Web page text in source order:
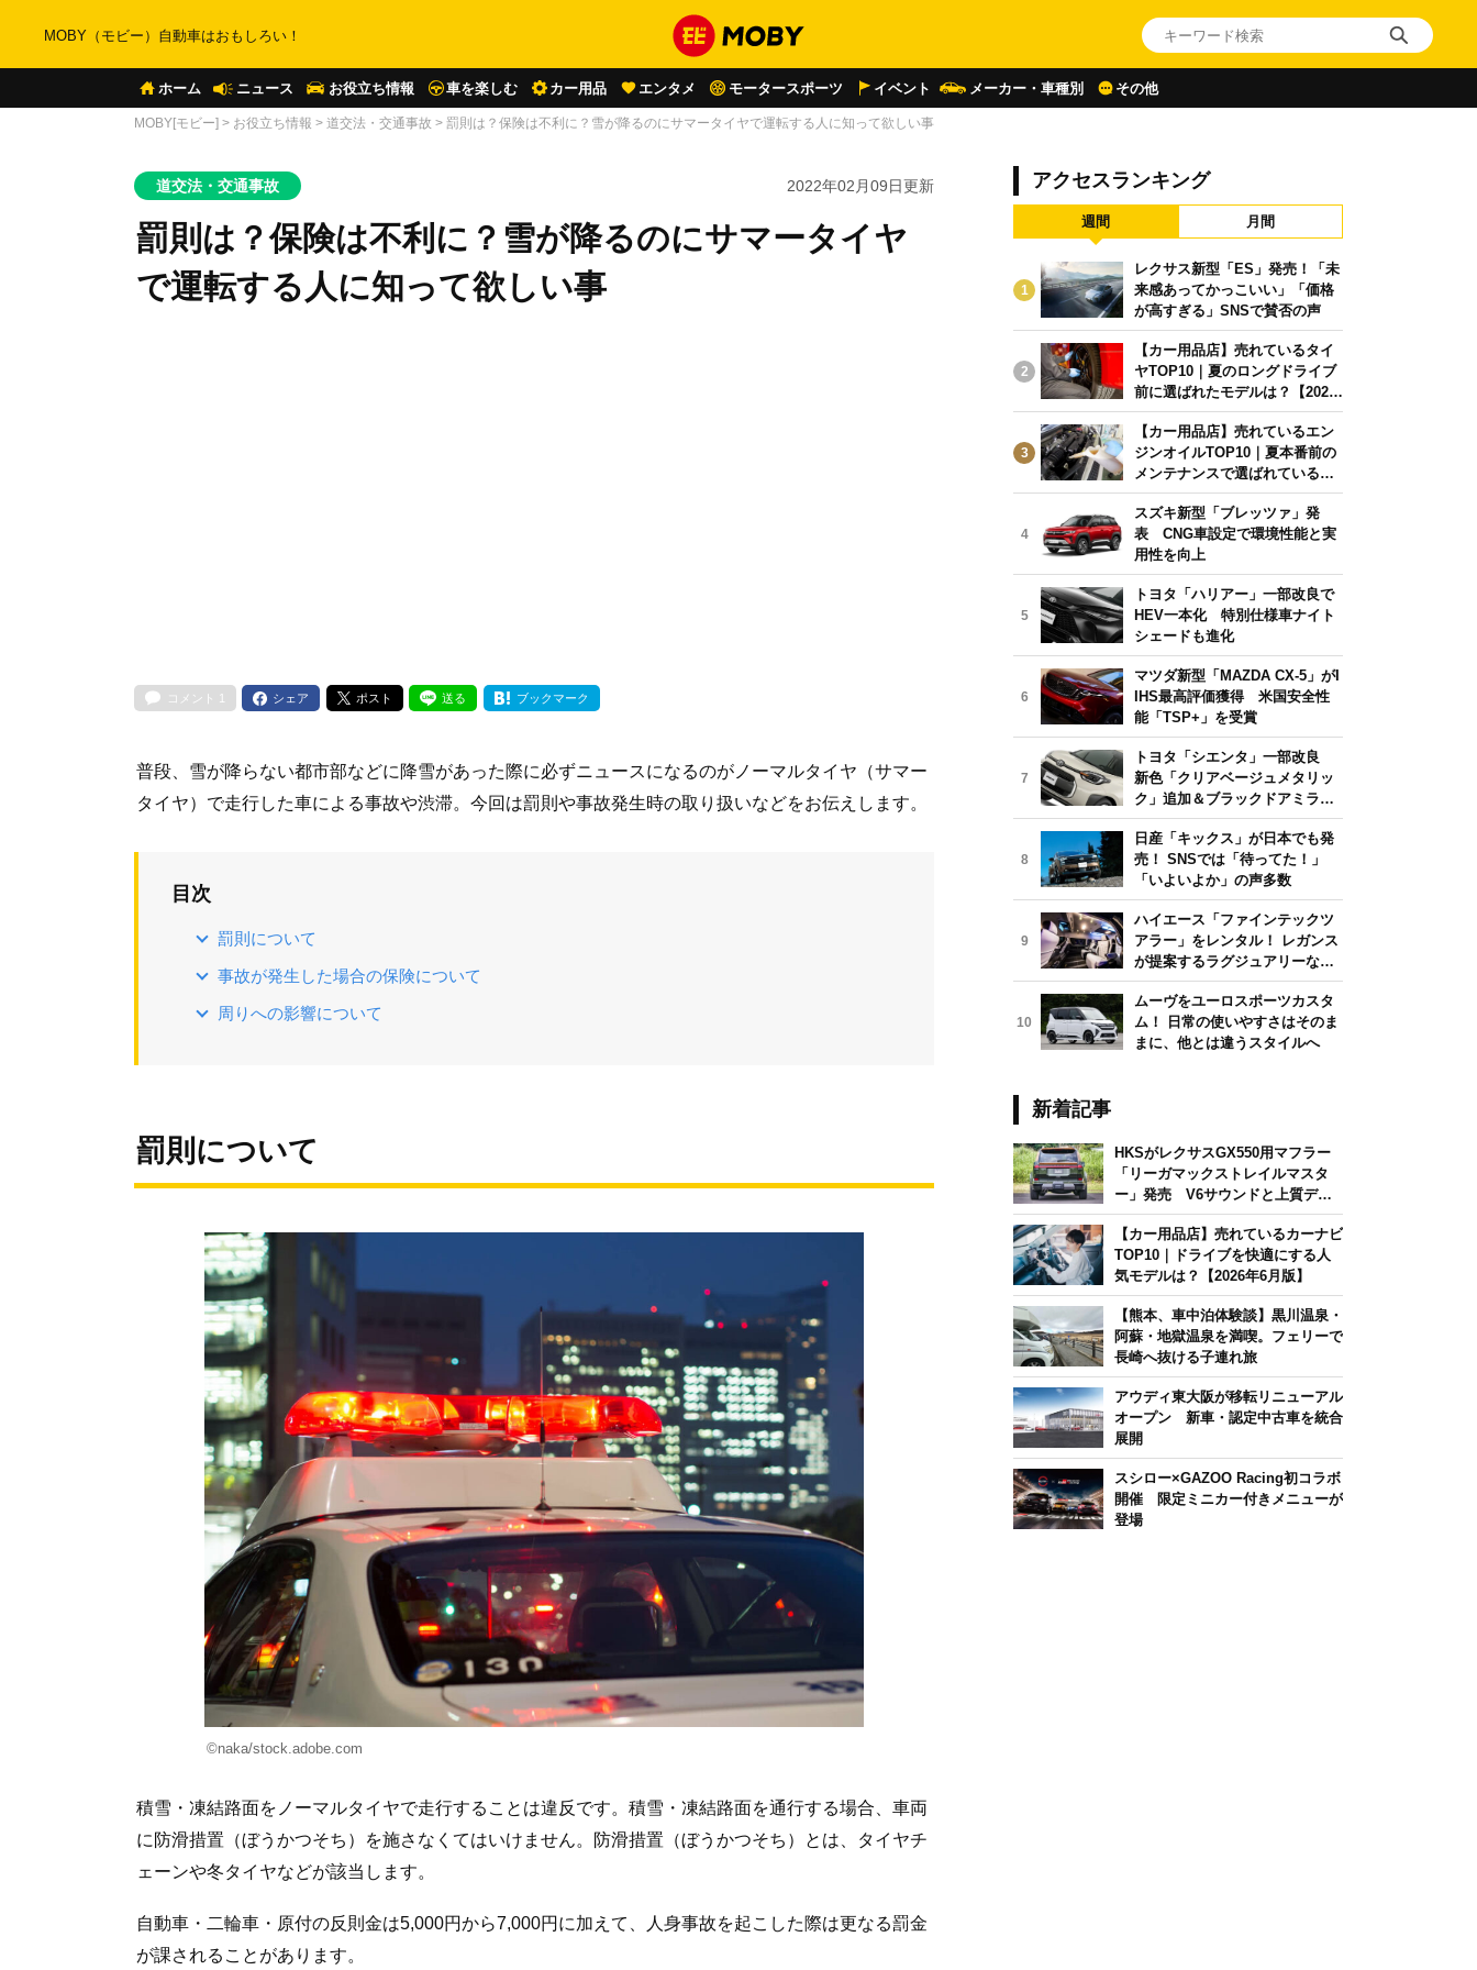
MOBY（モビー）自動車はおもしろい！
ホーム ニュース お役立ち情報 車を楽しむ カー用品 エンタメ モータースポーツ イベント メーカー・車種別 その他
MOBY[モビー] > お役立ち情報 > 道交法・交通事故 > 罰則は？保険は不利に？雪が降るのにサマータイヤで運転する人に知って欲しい事
道交法・交通事故 2022年02月09日更新
罰則は？保険は不利に？雪が降るのにサマータイヤ
で運転する人に知って欲しい事
コメント 1 シェア ポスト 送る ブックマーク
普段、雪が降らない都市部などに降雪があった際に必ずニュースになるのがノーマルタイヤ（サマー
タイヤ）で走行した車による事故や渋滞。今回は罰則や事故発生時の取り扱いなどをお伝えします。
目次
罰則について
事故が発生した場合の保険について
周りへの影響について
罰則について
©naka/stock.adobe.com
積雪・凍結路面をノーマルタイヤで走行することは違反です。積雪・凍結路面を通行する場合、車両
に防滑措置（ぼうかつそち）を施さなくてはいけません。防滑措置（ぼうかつそち）とは、タイヤチ
ェーンや冬タイヤなどが該当します。
自動車・二輪車・原付の反則金は5,000円から7,000円に加えて、人身事故を起こした際は更なる罰金
が課されることがあります。
アクセスランキング
週間 月間
1
レクサス新型「ES」発売！「未
来感あってかっこいい」「価格
が高すぎる」SNSで賛否の声
2
【カー用品店】売れているタイ
ヤTOP10｜夏のロングドライブ
前に選ばれたモデルは？【2026
年6月版】
3
【カー用品店】売れているエン
ジンオイルTOP10｜夏本番前の
メンテナンスで選ばれている人
気モデルは？【2026年6月版】
4
スズキ新型「ブレッツァ」発
表 CNG車設定で環境性能と実
用性を向上
5
トヨタ「ハリアー」一部改良で
HEV一本化 特別仕様車ナイト
シェードも進化
6
マツダ新型「MAZDA CX-5」がI
IHS最高評価獲得 米国安全性
能「TSP+」を受賞
7
トヨタ「シエンタ」一部改良
新色「クリアベージュメタリッ
ク」追加＆ブラックドアミラー
採用
8
日産「キックス」が日本でも発
売！ SNSでは「待ってた！」
「いよいよか」の声多数
9
ハイエース「ファインテックツ
アラー」をレンタル！ レガンス
が提案するラグジュアリーな移
動体験
10
ムーヴをユーロスポーツカスタ
ム！ 日常の使いやすさはそのま
まに、他とは違うスタイルへ
新着記事
HKSがレクサスGX550用マフラー
「リーガマックストレイルマスタ
ー」発売 V6サウンドと上質デザ
インを両立
【カー用品店】売れているカーナビ
TOP10｜ドライブを快適にする人
気モデルは？【2026年6月版】
【熊本、車中泊体験談】黒川温泉・
阿蘇・地獄温泉を満喫。フェリーで
長崎へ抜ける子連れ旅
アウディ東大阪が移転リニューアル
オープン 新車・認定中古車を統合
展開
スシロー×GAZOO Racing初コラボ
開催 限定ミニカー付きメニューが
登場